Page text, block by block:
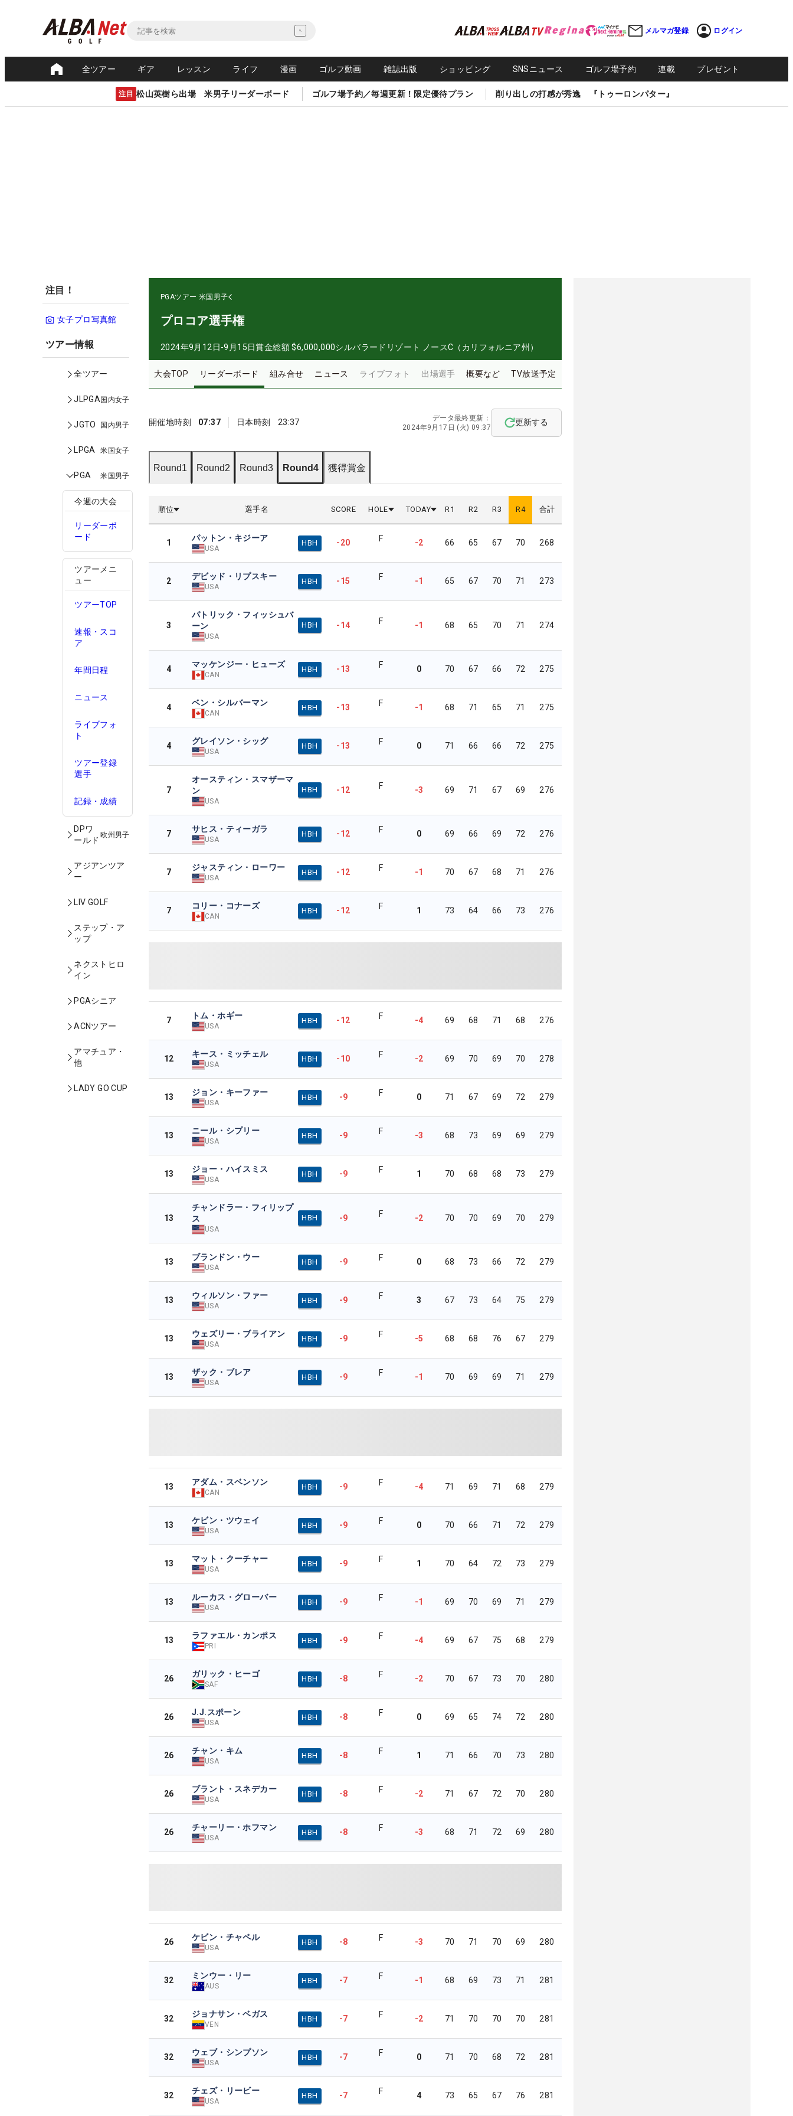
メルマガ登録 ログイン
全ツアー ギア レッスン ライフ 漫画 ゴルフ動画 雑誌出版 ショッピング SNSニュース ゴルフ場予約 連載 プレゼント
注目 松山英樹ら出場 米男子リーダーボード ゴルフ場予約／毎週更新！限定優待プラン 削り出しの打感が秀逸 『トゥーロンパター』
注目！
女子プロ写真館
ツアー情報
全ツアー
JLPGA国内女子
JGTO 国内男子
LPGA 米国女子
PGA 米国男子
今週の大会
リーダーボ
ード
ツアーメニ
ュー
ツアーTOP
速報・スコ
ア
年間日程
ニュース
ライブフォ
ト
ツアー登録
選手
記録・成績
DPワ
ールド
欧州男子
アジアンツア
ー
LIV GOLF
ステップ・ア
ップ
ネクストヒロ
イン
PGAシニア
ACNツアー
アマチュア・
他
LADY GO CUP
PGAツアー 米国男子
プロコア選手権
2024年9月12日-9月15日賞金総額 $6,000,000シルバラードリゾート ノースC（カリフォルニア州）
大会TOP リーダーボード 組み合せ ニュース ライブフォト 出場選手 概要など TV放送予定
開催地時刻 07:37 日本時刻 23:37
データ最終更新：
2024年9月17日 (火) 09:37
更新する
Round1 Round2 Round3 Round4 獲得賞金
順位 選手名 SCORE HOLE TODAY R 1 R2 R3 R4 合計
1 パットン・キジーア
USA
HBH -20 F -2 66 65 67 70 268
2 デビッド・リプスキー
USA
HBH -15 F -1 65 67 70 71 273
3
パトリック・フィッシュバ
ーン
USA
HBH -14 F -1 68 65 70 71 274
4 マッケンジー・ヒューズ
CAN
HBH -13 F 0 70 67 66 72 275
4 ベン・シルバーマン
CAN
HBH -13 F -1 68 71 65 71 275
4 グレイソン・シッグ
USA
HBH -13 F 0 71 66 66 72 275
7
オースティン・スマザーマ
ン
USA
HBH -12 F -3 69 71 67 69 276
7 サヒス・ティーガラ
USA
HBH -12 F 0 69 66 69 72 276
7 ジャスティン・ローワー
USA
HBH -12 F -1 70 67 68 71 276
7 コリー・コナーズ
CAN
HBH -12 F 1 73 64 66 73 276
7 トム・ホギー
USA
HBH -12 F -4 69 68 71 68 276
12 キース・ミッチェル
USA
HBH -10 F -2 69 70 69 70 278
13 ジョン・キーファー
USA
HBH -9 F 0 71 67 69 72 279
13 ニール・シプリー
USA
HBH -9 F -3 68 73 69 69 279
13 ジョー・ハイスミス
USA
HBH -9 F 1 70 68 68 73 279
13
チャンドラー・フィリップ
ス
USA
HBH -9 F -2 70 70 69 70 279
13 ブランドン・ウー
USA
HBH -9 F 0 68 73 66 72 279
13 ウィルソン・ファー
USA
HBH -9 F 3 67 73 64 75 279
13 ウェズリー・ブライアン
USA
HBH -9 F -5 68 68 76 67 279
13 ザック・ブレア
USA
HBH -9 F -1 70 69 69 71 279
13 アダム・スベンソン
CAN
HBH -9 F -4 71 69 71 68 279
13 ケビン・ツウェイ
USA
HBH -9 F 0 70 66 71 72 279
13 マット・クーチャー
USA
HBH -9 F 1 70 64 72 73 279
13 ルーカス・グローバー
USA
HBH -9 F -1 69 70 69 71 279
13 ラファエル・カンポス
PRI
HBH -9 F -4 69 67 75 68 279
26 ガリック・ヒーゴ
SAF
HBH -8 F -2 70 67 73 70 280
26 J.J.スポーン
USA
HBH -8 F 0 69 65 74 72 280
26 チャン・キム
USA
HBH -8 F 1 71 66 70 73 280
26 ブラント・スネデカー
USA
HBH -8 F -2 71 67 72 70 280
26 チャーリー・ホフマン
USA
HBH -8 F -3 68 71 72 69 280
26 ケビン・チャペル
USA
HBH -8 F -3 70 71 70 69 280
32 ミンウー・リー
AUS
HBH -7 F -1 68 69 73 71 281
32 ジョナサン・ベガス
VEN
HBH -7 F -2 71 70 70 70 281
32 ウェブ・シンプソン
USA
HBH -7 F 0 71 70 68 72 281
32 チェズ・リービー
USA
HBH -7 F 4 73 65 67 76 281